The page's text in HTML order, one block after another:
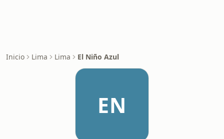
Inicio Lima Lima El Niño Azul
EN